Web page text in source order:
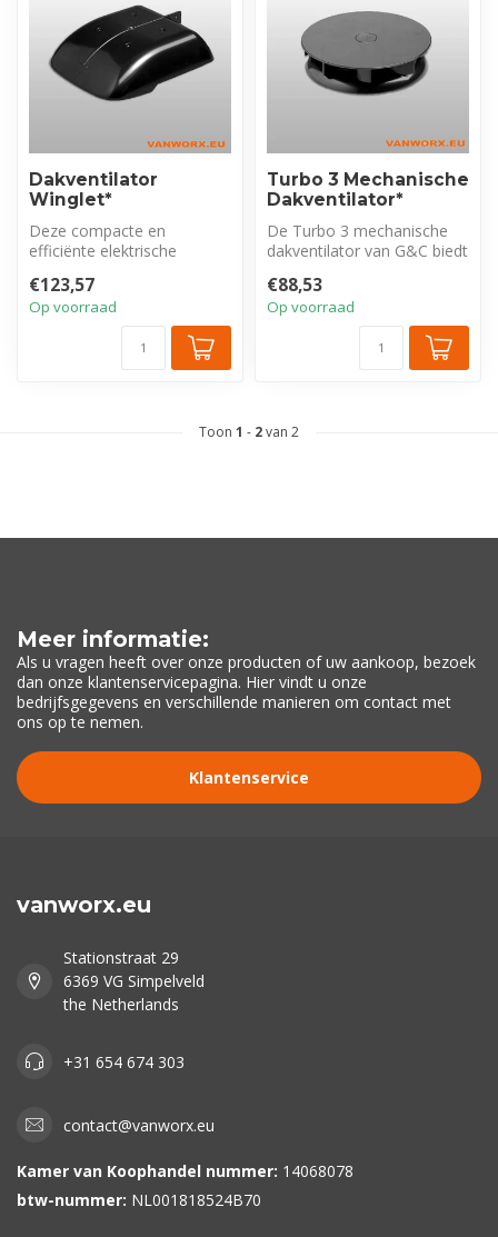
Dakventilator
Winglet*
Deze compacte en
efficiënte elektrische
gezondere omge...
€123,57
Op voorraad
Turbo 3 Mechanische
Dakventilator*
De Turbo 3 mechanische
dakventilator van G&C biedt
op...
€88,53
Op voorraad
Toon 1 - 2van 2
Meer informatie:
Als u vragen heeft over onze producten of uw aankoop, bezoek
dan onze klantenservicepagina. Hier vindt u onze
bedrijfsgegevens en verschillende manieren om contact met
ons op te nemen.
Klantenservice
vanworx.eu
Stationstraat 29
6369 VG Simpelveld
the Netherlands
+31 654 674 303
contact@vanworx.eu
Kamer van Koophandel nummer: 14068078
btw-nummer: NL001818524B70